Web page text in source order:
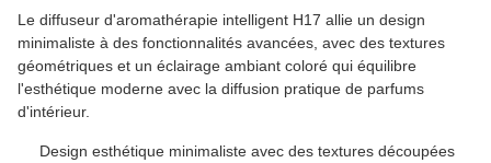
Le diffuseur d'aromathérapie intelligent H17 allie un design
minimaliste à des fonctionnalités avancées, avec des textures
géométriques et un éclairage ambiant coloré qui équilibre
l'esthétique moderne avec la diffusion pratique de parfums
d'intérieur.
Design esthétique minimaliste avec des textures découpées